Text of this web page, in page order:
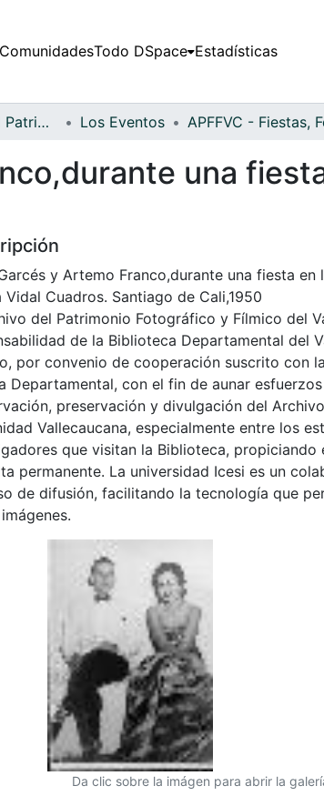
ComunidadesTodo DSpace Estadísticas
Fondo Archivo del Patrimonio Fotográfico y Fílmico del Valle del Cauca Los Eventos
una
y Artemo Franco,durante una fiesta en
Vidal Cuadros. Santiago de Cali,1950
del Patrimonio Fotográfico y Fílmico del
de la Biblioteca Departamental del
por convenio de cooperación suscrito con
Departamental, con el fin de aunar
preservación y divulgación del
Vallecaucana, especialmente entre los
que visitan la Biblioteca, propiciando
permanente. La universidad Icesi es un
de difusión, facilitando la tecnología que
Da clic sobre la imágen para abrir la